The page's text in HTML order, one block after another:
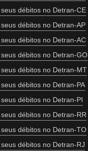
débitos no Detran-CE
débitos no Detran-AP
débitos no Detran-AC
débitos no Detran-GO
débitos no Detran-MT
débitos no Detran-PA
débitos no Detran-PI
débitos no Detran-RR
débitos no Detran-TO
débitos no Detran-RJ